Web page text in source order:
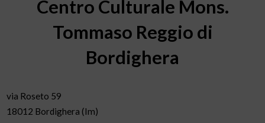
Centro Culturale Mons.
Tommaso Reggio di
Bordighera
via Roseto 59
18012 Bordighera (Im)